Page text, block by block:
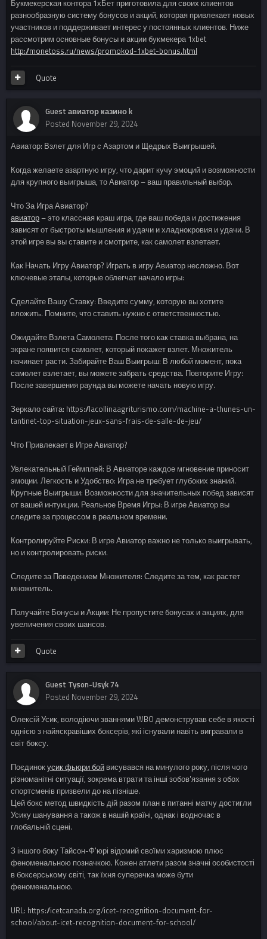
Букмекерская контора 1хБет приготовила для своих клиентов
разнообразную систему бонусов и акций, которая привлекает новых
участников и поддерживает интерес у постоянных клиентов. Ниже
рассмотрим основные бонусы и акции букмекера 1xbet
http://monetoss.ru/news/promokod-1xbet-bonus.html
Quote
Guest авиатор казино k
Posted November 29, 2024
Авиатор: Взлет для Игр с Азартом и Щедрых Выигрышей.
Когда желаете азартную игру, что дарит кучу эмоций и возможности
для крупного выигрыша, то Авиатор – ваш правильный выбор.
Что За Игра Авиатор?
авиатор – это классная краш игра, где ваш победа и достижения
зависят от быстроты мышления и удачи и хладнокровия и удачи. В
этой игре вы вы ставите и смотрите, как самолет взлетает.
Как Начать Игру Авиатор? Играть в игру Авиатор несложно. Вот
ключевые этапы, которые облегчат начало игры:
Сделайте Вашу Ставку: Введите сумму, которую вы хотите
вложить. Помните, что ставить нужно с ответственностью.
Ожидайте Взлета Самолета: После того как ставка выбрана, на
экране появится самолет, который покажет взлет. Множитель
начинает расти. Забирайте Ваш Выигрыш: В любой момент, пока
самолет взлетает, вы можете забрать средства. Повторите Игру:
После завершения раунда вы можете начать новую игру.
Зеркало сайта: https://lacollinaagriturismo.com/machine-a-thunes-un-
tantinet-top-situation-jeux-sans-frais-de-salle-de-jeu/
Что Привлекает в Игре Авиатор?
Увлекательный Геймплей: В Авиаторе каждое мгновение приносит
эмоции. Легкость и Удобство: Игра не требует глубоких знаний.
Крупные Выигрыши: Возможности для значительных побед зависят
от вашей интуиции. Реальное Время Игры: В игре Авиатор вы
следите за процессом в реальном времени.
Контролируйте Риски: В игре Авиатор важно не только выигрывать,
но и контролировать риски.
Следите за Поведением Множителя: Следите за тем, как растет
множитель.
Получайте Бонусы и Акции: Не пропустите бонусах и акциях, для
увеличения своих шансов.
Quote
Guest Tyson-Usyk 74
Posted November 29, 2024
Олексій Усик, володіючи званнями WBO демонстрував себе в якості
однією з найяскравіших боксерів, які існували навіть вигравали в
світ боксу.
Поєдинокусик фьюри бой висувався на минулого року, після чого
різноманітні ситуації, зокрема втрати та інші зобов'язання з обох
спортсменів призвели до на пізніше.
Цей бокс метод швидкість дій разом план в питанні матчу достигли
Усику шанування а також в нашій країні, однак і водночас в
глобальній сцені.
З іншого боку Тайсон-Ф'юрі відомий своїми харизмою плюс
феноменальною позначкою. Кожен атлети разом значні особистості
в боксерському світі, так їхня суперечка може бути
феноменальною.
URL: https://icetcanada.org/icet-recognition-document-for-
school/about-icet-recognition-document-for-school/